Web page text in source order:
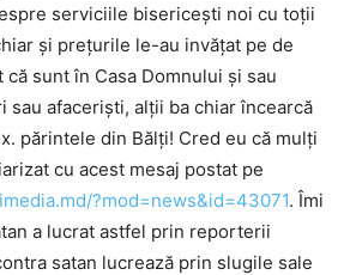
serviciile bisericeşti noi cu toţii
şi preţurile le-au invăţat pe de
sunt în Casa Domnului şi sau
sau afacerişti, alţii ba chiar încearcă
părintele din Bălţi! Cred eu că mulţi
cu acest mesaj postat pe
?mod=news&id=43071. Îmi
a lucrat astfel prin reporterii
satan lucrează prin slugile sale